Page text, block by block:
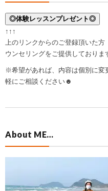
◎体験レッスンプレゼント◎
↑↑↑
上のリンクからのご登録頂いた
ウンセリングをご提供しており
※希望があれば、内容は個別に変
軽にご相談ください☻
About ME…